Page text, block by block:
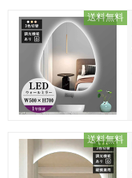
送料無料
送料無料